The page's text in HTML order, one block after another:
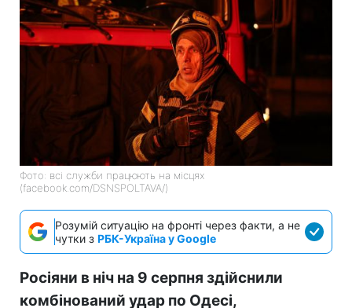
Фото: всі служби працюють на місцях
(facebook.com/DSNSPOLTAVA/)
Розумій ситуацію на фронті через факти, а не
чутки з РБК-Україна у Google
Росіяни в ніч на 9 серпня здійснили
комбінований удар по Одесі,